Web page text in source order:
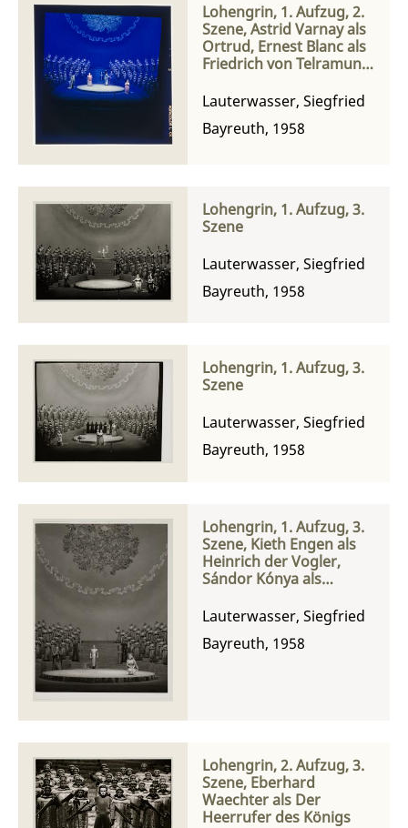
Lohengrin, 1. Aufzug, 2.
Szene, Astrid Varnay als
Ortrud, Ernest Blanc als
Friedrich von Telramund,
der Vogler, Eberhard
Waechter als Heerrufer,
Leonie Rysanek als Elsa
Lauterwasser, Siegfried
Bayreuth, 1958
Lohengrin, 1. Aufzug, 3.
Szene
Lauterwasser, Siegfried
Bayreuth, 1958
Lohengrin, 1. Aufzug, 3.
Szene
Lauterwasser, Siegfried
Bayreuth, 1958
Lohengrin, 1. Aufzug, 3.
Szene, Kieth Engen als
Heinrich der Vogler,
Sándor Kónya als
Rysanek als Elsa von
Lauterwasser, Siegfried
Bayreuth, 1958
Lohengrin, 2. Aufzug, 3.
Szene, Eberhard
Waechter als Der
Heerrufer des Königs